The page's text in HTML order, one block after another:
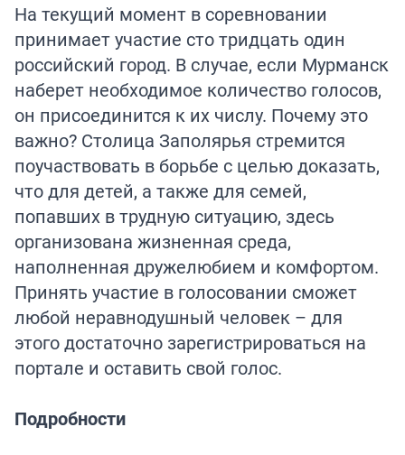
На текущий момент в соревновании
принимает участие сто тридцать один
российский город. В случае, если Мурманск
наберет необходимое количество голосов,
он присоединится к их числу. Почему это
важно? Столица Заполярья стремится
поучаствовать в борьбе с целью доказать,
что для детей, а также для семей,
попавших в трудную ситуацию, здесь
организована жизненная среда,
наполненная дружелюбием и комфортом.
Принять участие в голосовании сможет
любой неравнодушный человек – для
этого достаточно зарегистрироваться на
портале и оставить свой голос.
Подробности